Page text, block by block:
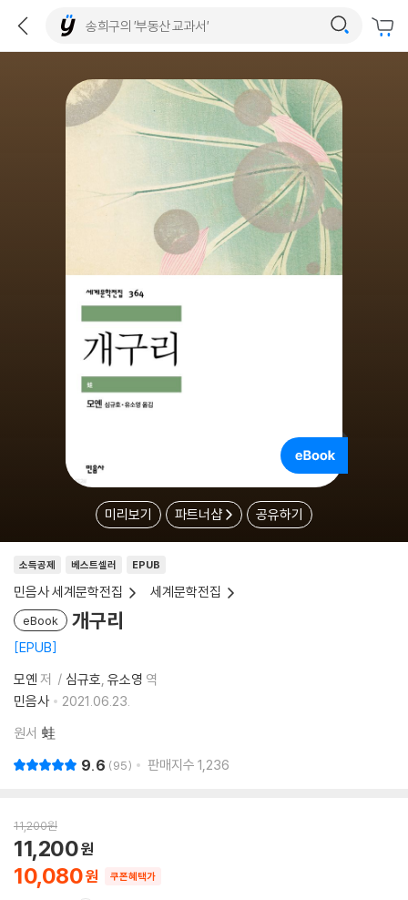
미리보기 파트너샵 공유하기
소득공제 베스트셀러 EPUB
민음사 세계문학전집 세계문학전집
eBook 개구리
EPUB
모옌 저 심규호 유소영 역
민음사
2021.06.23.
원서 蛙
9.6 95 판매지수 1,236
11,200원
10,080
11,200
쿠폰혜택가